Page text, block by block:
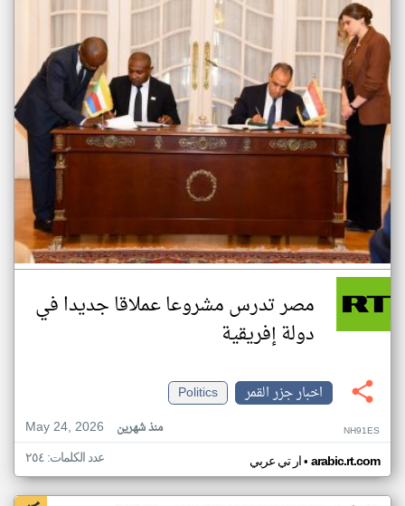
مصر تدرس مشروعا عملاقا جديدا في
دولة إفريقية
اخبار جزر القمر
Politics
May 24, 2026
منذ شهرين NH91ES
ار تي عربي• arabic.rt.com عدد الكلمات: ٢٥٤